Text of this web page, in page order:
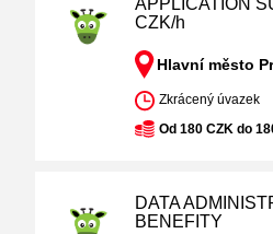
APPLICATION
CZK/h
Hlavní město
Zkrácený úvazek
Od 180 CZK do
DATA
BENEFITY